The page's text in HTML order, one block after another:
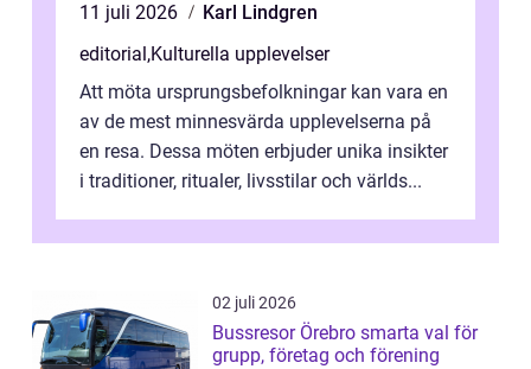
11 juli 2026
Karl Lindgren
editorial,Kulturella upplevelser
Att möta ursprungsbefolkningar kan vara en
av de mest minnesvärda upplevelserna på
en resa. Dessa möten erbjuder unika insikter
i traditioner, ritualer, livsstilar och världs...
02 juli 2026
Bussresor Örebro smarta val för
grupp, företag och förening